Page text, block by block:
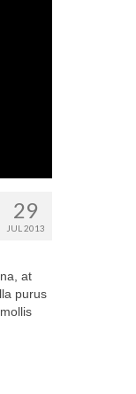
29
JUL 2013
at
purus